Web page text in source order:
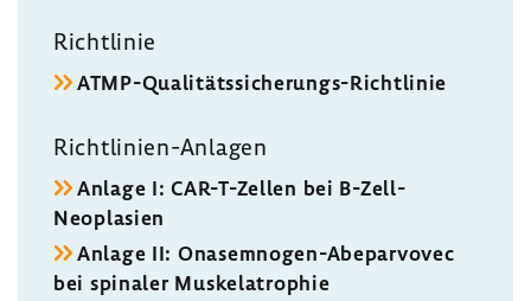
Richt­linie
ATMP-​Qualitätssicherungs-Richtlinie
Richtlinien-​Anlagen
Anlage I: CAR-​T-Zellen bei B-​Zell-
Neoplasien
Anlage II: Onasemnogen-​Abeparvovec
bei spinaler Muskela­tro­phie